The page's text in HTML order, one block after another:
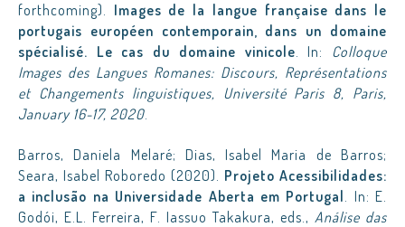
forthcoming). Images de la langue française dans le
portugais européen contemporain, dans un domaine
spécialisé. Le cas du domaine vinicole. In: Colloque
Images des Langues Romanes: Discours, Représentations
et Changements linguistiques, Université Paris 8, Paris,
January 16-17, 2020.
Barros, Daniela Melaré; Dias, Isabel Maria de Barros;
Seara, Isabel Roboredo (2020). Projeto Acessibilidades:
a inclusão na Universidade Aberta em Portugal. In: E.
Godói, E.L. Ferreira, F. Iassuo Takakura, eds., Análise das